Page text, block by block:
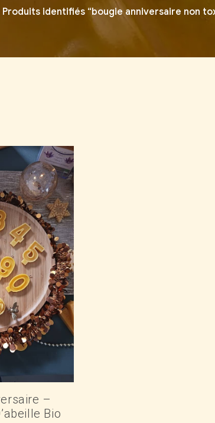
Produits identifiés “bougie anniversaire non
–
Bio